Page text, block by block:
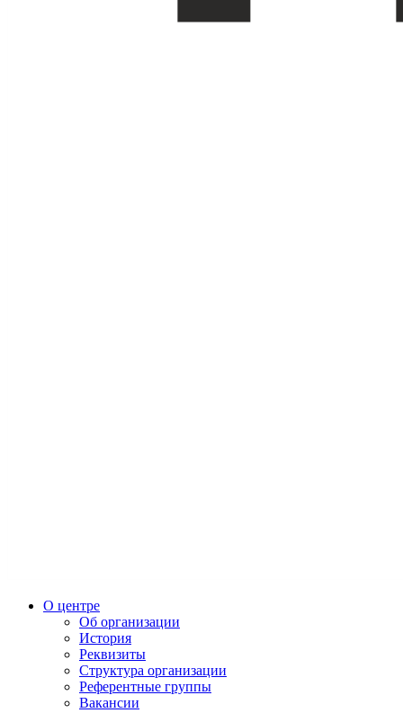
О центре
Об организации
История
Реквизиты
Структура организации
Референтные группы
Вакансии